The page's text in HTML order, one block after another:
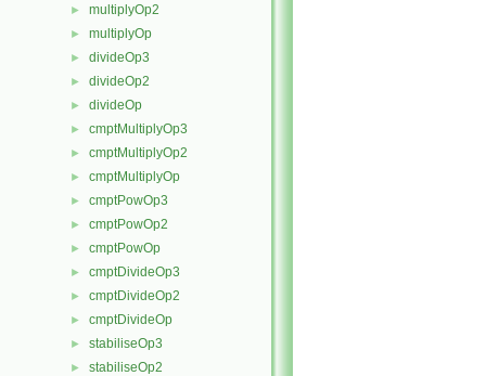
► multiplyOp2
► multiplyOp
► divideOp3
► divideOp2
► divideOp
► cmptMultiplyOp3
► cmptMultiplyOp2
► cmptMultiplyOp
► cmptPowOp3
► cmptPowOp2
► cmptPowOp
► cmptDivideOp3
► cmptDivideOp2
► cmptDivideOp
► stabiliseOp3
► stabiliseOp2